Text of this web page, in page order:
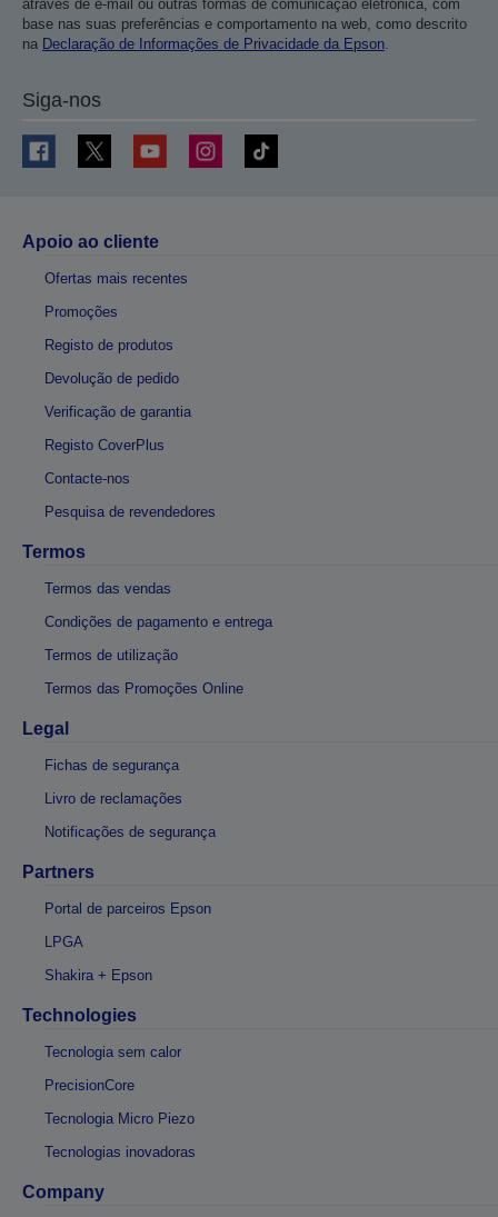
através de e-mail ou outras formas de comunicação eletrónica, com
base nas suas preferências e comportamento na web, como descrito
na Declaração de Informações de Privacidade da Epson.
Siga-nos
Apoio ao cliente
Ofertas mais recentes
Promoções
Registo de produtos
Devolução de pedido
Verificação de garantia
Registo CoverPlus
Contacte-nos
Pesquisa de revendedores
Termos
Termos das vendas
Condições de pagamento e entrega
Termos de utilização
Termos das Promoções Online
Legal
Fichas de segurança
Livro de reclamações
Notificações de segurança
Partners
Portal de parceiros Epson
LPGA
Shakira + Epson
Technologies
Tecnologia sem calor
PrecisionCore
Tecnologia Micro Piezo
Tecnologias inovadoras
Company